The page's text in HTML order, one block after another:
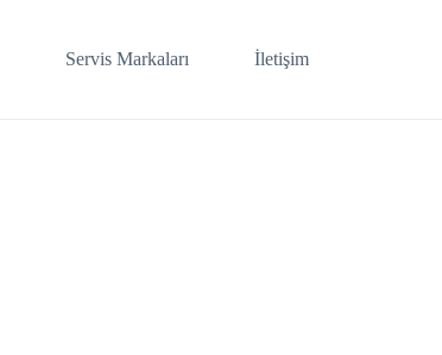
Servis Markaları İletişim